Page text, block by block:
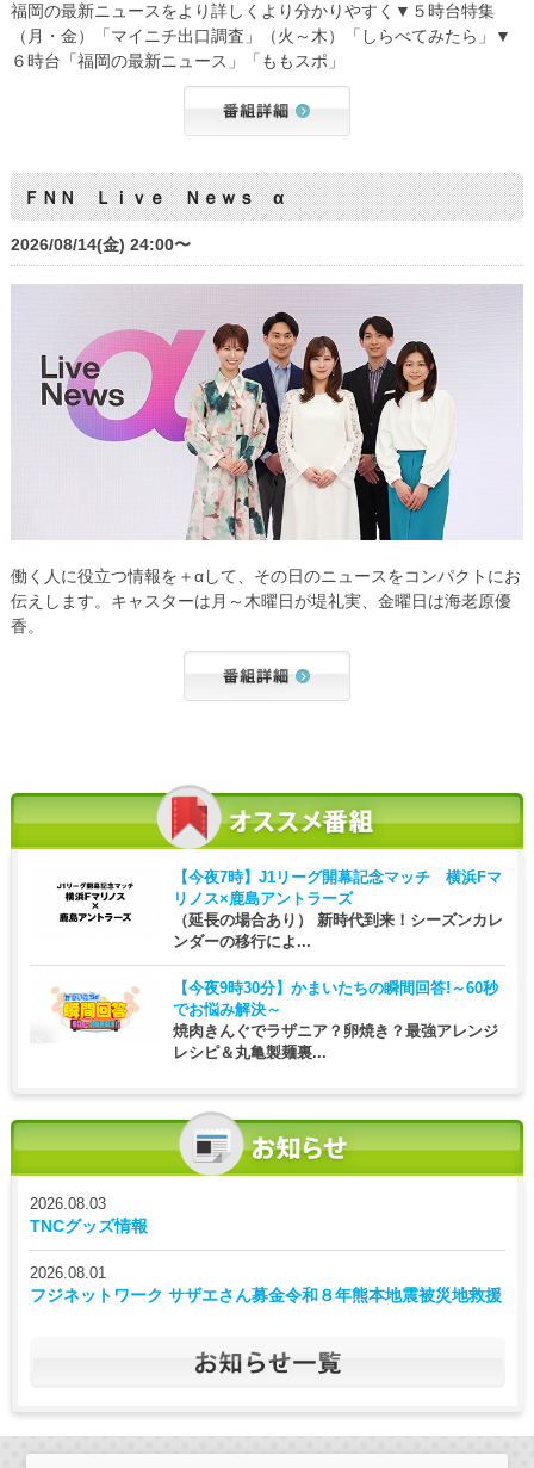
福岡の最新ニュースをより詳しくより分かりやすく▼５時台特集
（月・金）「マイニチ出口調査」（火～木）「しらべてみたら」▼
６時台「福岡の最新ニュース」「ももスポ」
ＦＮＮ Ｌｉｖｅ Ｎｅｗｓ α
2026/08/14(金) 24:00〜
働く人に役立つ情報を＋αして、その日のニュースをコンパクトにお
伝えします。キャスターは月～木曜日が堤礼実、金曜日は海老原優
香。
【今夜7時】 J1リーグ開幕記念マッチ 横浜Fマ
リノス×鹿島アントラーズ
（延長の場合あり） 新時代到来！シーズンカレ
ンダーの移行によ...
【今夜9時30分】 かまいたちの瞬間回答!～60秒
でお悩み解決～
焼肉きんぐでラザニア？卵焼き？最強アレンジ
レシピ＆丸亀製麺裏...
2026.08.03
TNCグッズ情報
2026.08.01
フジネットワーク サザエさん募金令和８年熊本地震被災地救援